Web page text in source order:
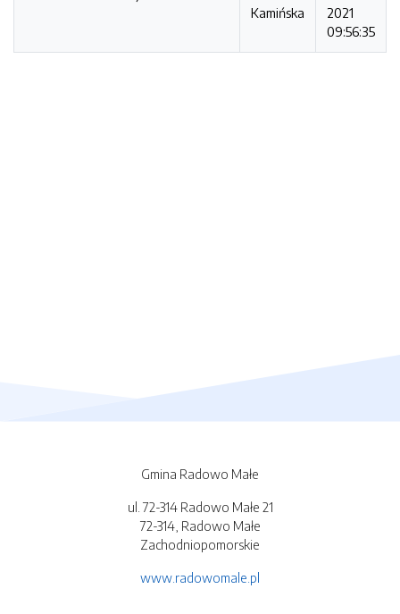
Kamińska
2021
09:56:35
Gmina Radowo Małe
ul. 72-314 Radowo Małe 21
72-314, Radowo Małe
Zachodniopomorskie
www.radowomale.pl